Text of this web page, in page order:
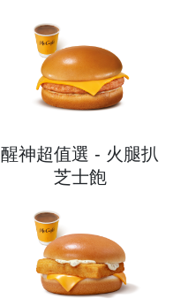
醒神超值選 - 火腿扒
芝士飽